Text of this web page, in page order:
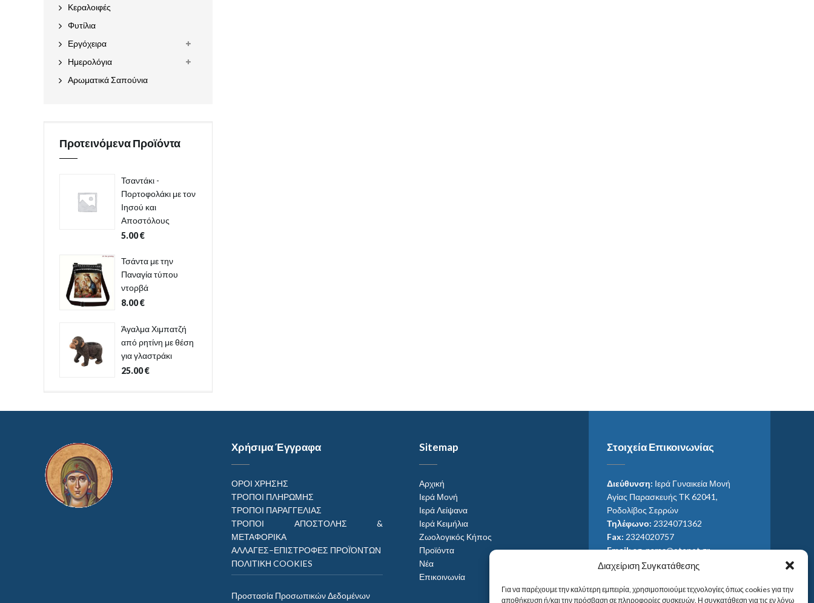
Διαχείριση Συγκατάθεσης
Για να παρέχουμε την καλύτερη εμπειρία, χρησιμοποιούμε τεχνολογίες όπως cookies για την
αποθήκευση ή/και την πρόσβαση σε πληροφορίες συσκευών. Η συγκατάθεση για τις εν λόγω
Κεραλοιφές
Φυτίλια
Εργόχειρα
Ημερολόγια
Αρωματικά Σαπούνια
Προτεινόμενα Προϊόντα
Τσαντάκι -
Πορτοφολάκι με τον
Ιησού και
Αποστόλους
5.00€
Τσάντα με την
Παναγία τύπου
ντορβά
8.00€
Άγαλμα Χιμπατζή
από ρητίνη με θέση
για γλαστράκι
25.00€
Χρήσιμα Έγγραφα
ΟΡΟΙ ΧΡΗΣΗΣ
ΤΡΟΠΟΙ ΠΛΗΡΩΜΗΣ
ΤΡΟΠΟΙ ΠΑΡΑΓΓΕΛΙΑΣ
ΤΡΟΠΟΙ ΑΠΟΣΤΟΛΗΣ &
ΜΕΤΑΦΟΡΙΚΑ
ΑΛΛΑΓΕΣ–ΕΠΙΣΤΡΟΦΕΣ ΠΡΟΪΌΝΤΩΝ
ΠΟΛΙΤΙΚΗ COOKIES
Προστασία Προσωπικών Δεδομένων
Sitemap
Αρχική
Ιερά Μονή
Ιερά Λείψανα
Ιερά Κειμήλια
Ζωολογικός Κήπος
Προϊόντα
Νέα
Επικοινωνία
Στοιχεία Επικοινωνίας
Διεύθυνση: Ιερά Γυναικεία Μονή
Αγίας Παρασκευής ΤΚ 62041,
Ροδολίβος Σερρών
Τηλέφωνο: 2324071362
Fax: 2324020757
Email:ag_paras@otenet.gr
Email:info@im-agparaskevis.gr
Από ανατολή έως και δύση του ηλίου.